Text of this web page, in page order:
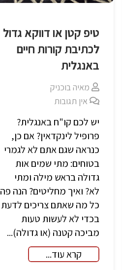
טיפ קטן או דווקא גדול
לכתיבת קורות חיים
באנגלית
מאיה בוכניק
אין תגובות
יש לכם קו"ח באנגלית?
פרופיל לינקדאין? אם כן,
כנראה שגם אתם לא לגמרי
בטוחים: מתי שמים אות
גדולה בראש מילה ומתי
לא? ואיך מחליטים? הנה פה
כל מה שאתם צריכים לדעת
בכדי לא לעשות טעות
מביכה קטנה (או גדולה)...
קרא עוד...